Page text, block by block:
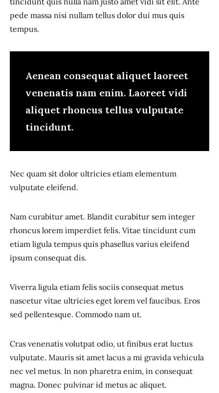
pede massa nisi nullam tellus dolor dui mus quis
tempus.
Aenean consequat aliquet laoreet
venenatis nam enim. Laoreet vidi
aliquet rhoncus tellus vulputate
tincidunt.
Nec quam sit dolor ultricies etiam elementum
vulputate eleifend.
Nam curabitur amet. Blandit curabitur sem integer
rhoncus lorem imperdiet felis. Vitae tincidunt cum
etiam ligula tempus quis phasellus varius eleifend
ipsum consequat dis.
Viverra ligula etiam felis sociis consequat metus
nascetur vitae ultricies eget lorem vel faucibus. Eros
sed pellentesque. Commodo nam ut.
Cras venenatis volutpat odio, ut finibus erat luctus
vulputate. Mauris sit amet lacus a mi gravida vehicula
nec vel metus. In non pharetra enim, in consequat
magna. Donec pulvinar id metus ac aliquet.